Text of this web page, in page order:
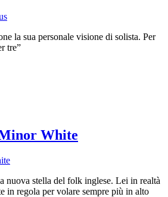
la sua personale visione di solista. Per
tre”
White
nuova stella del folk inglese. Lei in realtà
in regola per volare sempre più in alto